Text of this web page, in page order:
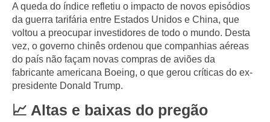
A queda do índice refletiu o impacto de novos episódios
da guerra tarifária entre Estados Unidos e China, que
voltou a preocupar investidores de todo o mundo. Desta
vez, o governo chinês ordenou que companhias aéreas
do país não façam novas compras de aviões da
fabricante americana Boeing, o que gerou críticas do ex-
presidente Donald Trump.
📈 Altas e baixas do pregão